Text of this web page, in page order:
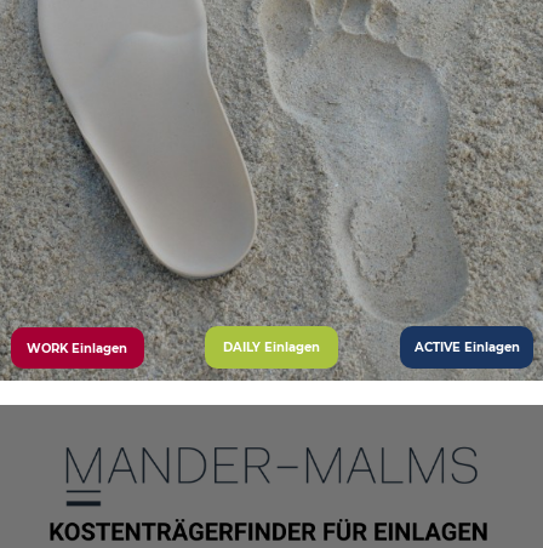
WORK Einlagen DAILY Einlagen ACTIVE Einlagen